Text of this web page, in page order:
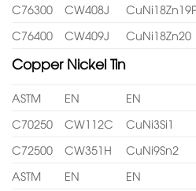
C76300
CW408J
C76400
CW409J CuNi18Zn20
Copper Nickel Tin
ASTM EN EN
C70250
CW112C CuNi3Si1
C72500
CW351H CuNi9Sn2
ASTM
EN EN